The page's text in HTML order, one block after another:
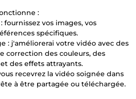
:
fournissez vos images, vos
spécifiques.
: j'améliorerai votre vidéo avec des
correction des couleurs, des
des effets attrayants.
recevrez la vidéo soignée dans
à être partagée ou téléchargée.